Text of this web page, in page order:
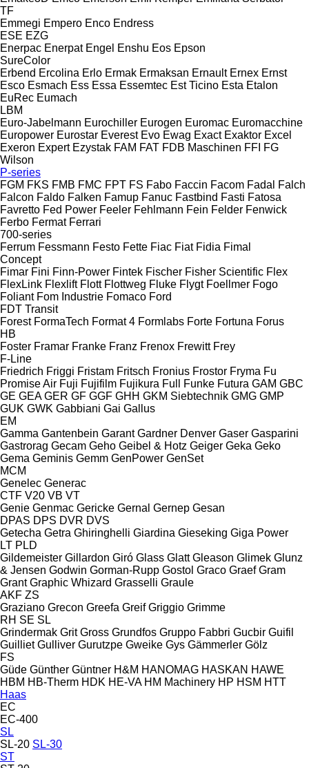
TF
Emmegi Empero Enco Endress
ESE EZG
Enerpac Enerpat Engel Enshu Eos Epson
SureColor
Erbend Ercolina Erlo Ermak Ermaksan Ernault Ernex Ernst
Esco Esmach Ess Essa Essemtec Est Ticino Esta Etalon
EuRec Eumach
LBM
Euro-Jabelmann Eurochiller Eurogen Euromac Euromacchine
Europower Eurostar Everest Evo Ewag Exact Exaktor Excel
Exeron Expert Ezystak FAM FAT FDB Maschinen FFI FG
Wilson
P-series
FGM FKS FMB FMC FPT FS Fabo Faccin Facom Fadal
Falch
Falcon Faldo Falken Famup Fanuc Fastbind Fasti Fatosa
Favretto Fed Power Feeler Fehlmann Fein Felder Fenwick
Ferbo Fermat Ferrari
700-series
Ferrum Fessmann Festo Fette Fiac Fiat Fidia Fimal
Concept
Fimar Fini Finn-Power Fintek Fischer Fisher Scientific Flex
FlexLink Flexlift Flott Flottweg Fluke Flygt Foellmer Fogo
Foliant Fom Industrie Fomaco Ford
FDT Transit
Forest FormaTech Format 4 Formlabs Forte Fortuna Forus
HB
Foster Framar Franke Franz Frenox Frewitt Frey
F-Line
Friedrich Friggi Fristam Fritsch Fronius Frostor Fryma Fu
Promise Air Fuji Fujifilm Fujikura Full Funke Futura GAM GBC
GE GEA GER GF GGF GHH GKM Siebtechnik GMG GMP
GUK GWK Gabbiani Gai Gallus
EM
Gamma Gantenbein Garant Gardner Denver Gaser Gasparini
Gastrorag Gecam Geho Geibel & Hotz Geiger Geka Geko
Gema Geminis Gemm GenPower GenSet
MCM
Genelec Generac
CTF V20 VB VT
Genie Genmac Gericke Gernal Gernep Gesan
DPAS DPS DVR DVS
Getecha Getra Ghiringhelli Giardina Gieseking Giga Power
LT PLD
Gildemeister Gillardon Giró Glass Glatt Gleason Glimek Glunz
& Jensen Godwin Gorman-Rupp Gostol Graco Graef Gram
Grant Graphic Whizard Grasselli Graule
AKF ZS
Graziano Grecon Greefa Greif Griggio Grimme
RH SE SL
Grindermak Grit Gross Grundfos Gruppo Fabbri Gucbir Guifil
Guilliet Gulliver Gurutzpe Gweike Gys Gämmerler Gölz
FS
Güde Günther Güntner H&M HANOMAG HASKAN HAWE
HBM HB‑Therm HDK HE-VA HM Machinery HP HSM HTT
Haas
EC
EC-400
SL
SL-20 SL-30
ST